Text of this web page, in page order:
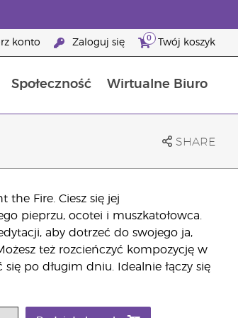
konto Zaloguj się 0 Twój koszyk
Społeczność Wirtualne Biuro
SHARE
the Fire. Ciesz się jej
pieprzu, ocotei i muszkatołowca.
aby dotrzeć do swojego ja,
też rozcieńczyć kompozycję w
po długim dniu. Idealnie łączy się